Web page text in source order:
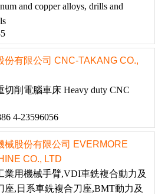
and copper alloys, drills and
份有限公司 CNC-TAKANG CO.,
切削電腦車床 Heavy duty CNC
4-23596056
械股份有限公司 EVERMORE
CO., LTD
業用機械手臂,VDI車銑複合動力及
座,日系車銑複合刀座,BMT動力及